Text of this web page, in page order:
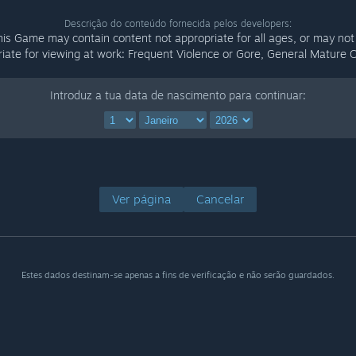
Descrição do conteúdo fornecida pelos developers:
Game may contain content not appropriate for all ages, or may
for viewing at work: Frequent Violence or Gore, General Mature
Introduz a tua data de nascimento para continuar:
Ver página Cancelar
Estes dados destinam-se apenas a fins de verificação e não serão guardados.